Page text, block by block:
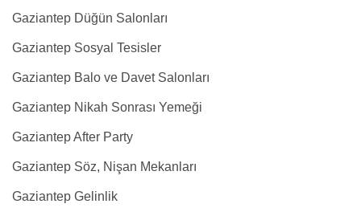
Gaziantep Düğün Salonları
Gaziantep Sosyal Tesisler
Gaziantep Balo ve Davet Salonları
Gaziantep Nikah Sonrası Yemeği
Gaziantep After Party
Gaziantep Söz, Nişan Mekanları
Gaziantep Gelinlik